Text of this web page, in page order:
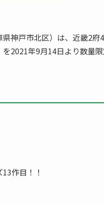
神戸市北区）は、近畿2府
2021年9月14日より数量
作目！！